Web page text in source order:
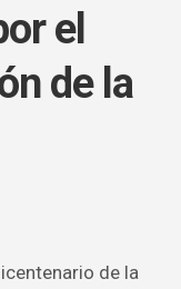
el
de la
de la